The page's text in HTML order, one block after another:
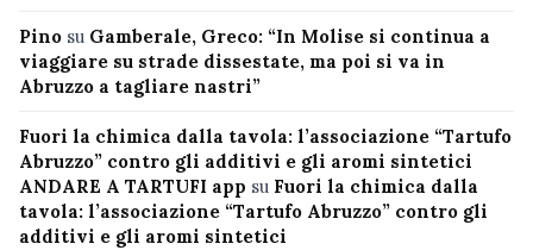
Pino su Gamberale, Greco: “In Molise si continua a
viaggiare su strade dissestate, ma poi si va in
Abruzzo a tagliare nastri”
Fuori la chimica dalla tavola: l’associazione “Tartufo
Abruzzo” contro gli additivi e gli aromi sintetici
ANDARE A TARTUFI app su Fuori la chimica dalla
tavola: l’associazione “Tartufo Abruzzo” contro gli
additivi e gli aromi sintetici